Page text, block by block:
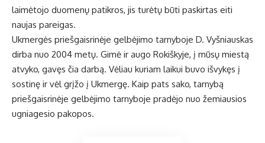
laimėtojo duomenų patikros, jis turėtų būti paskirtas eiti
naujas pareigas.
Ukmergės priešgaisrinėje gelbėjimo tarnyboje D. Vyšniauskas
dirba nuo 2004 metų. Gimė ir augo Rokiškyje, į mūsų miestą
atvyko, gavęs čia darbą. Vėliau kuriam laikui buvo išvykęs į
sostinę ir vėl grįžo į Ukmergę. Kaip pats sako, tarnybą
priešgaisrinėje gelbėjimo tarnyboje pradėjo nuo žemiausios
ugniagesio pakopos.